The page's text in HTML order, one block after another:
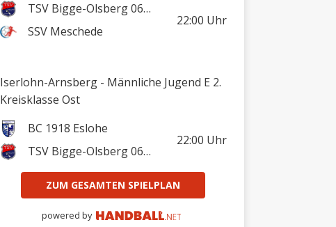
TSV Bigge-Olsberg 06/08
SSV Meschede
22:00 Uhr
Iserlohn-Arnsberg - Männliche Jugend E 2.
Kreisklasse Ost
BC 1918 Eslohe
TSV Bigge-Olsberg 06/08
22:00 Uhr
ZUM GESAMTEN SPIELPLAN
powered by